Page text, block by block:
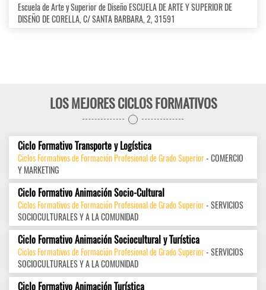
Escuela de Arte y Superior de Diseño ESCUELA DE ARTE Y SUPERIOR DE
DISEÑO DE CORELLA, C/ SANTA BARBARA, 2, 31591
LOS MEJORES CICLOS FORMATIVOS
Ciclo Formativo Transporte y Logística
Ciclos Formativos de Formación Profesional de Grado Superior- COMERCIO
Y MARKETING
Ciclo Formativo Animación Socio-Cultural
Ciclos Formativos de Formación Profesional de Grado Superior- SERVICIOS
SOCIOCULTURALES Y A LA COMUNIDAD
Ciclo Formativo Animación Sociocultural y Turística
Ciclos Formativos de Formación Profesional de Grado Superior- SERVICIOS
SOCIOCULTURALES Y A LA COMUNIDAD
Ciclo Formativo Animación Turística